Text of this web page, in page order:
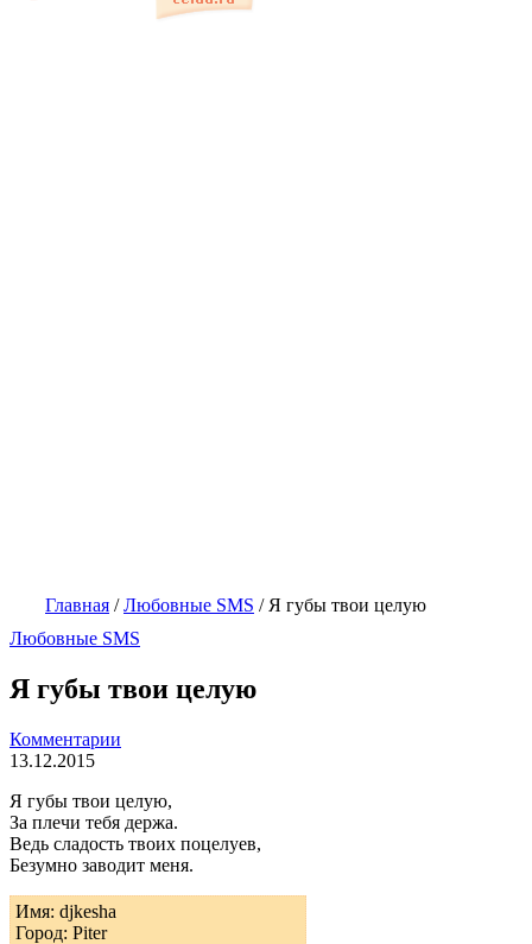
Главная /Любовные SMS / Я губы твои целую
Любовные SMS
Я губы твои целую
Комментарии
13.12.2015
Я губы твои целую,
За плечи тебя держа.
Ведь сладость твоих поцелуев,
Безумно заводит меня.
Имя: djkesha
Город: Piter